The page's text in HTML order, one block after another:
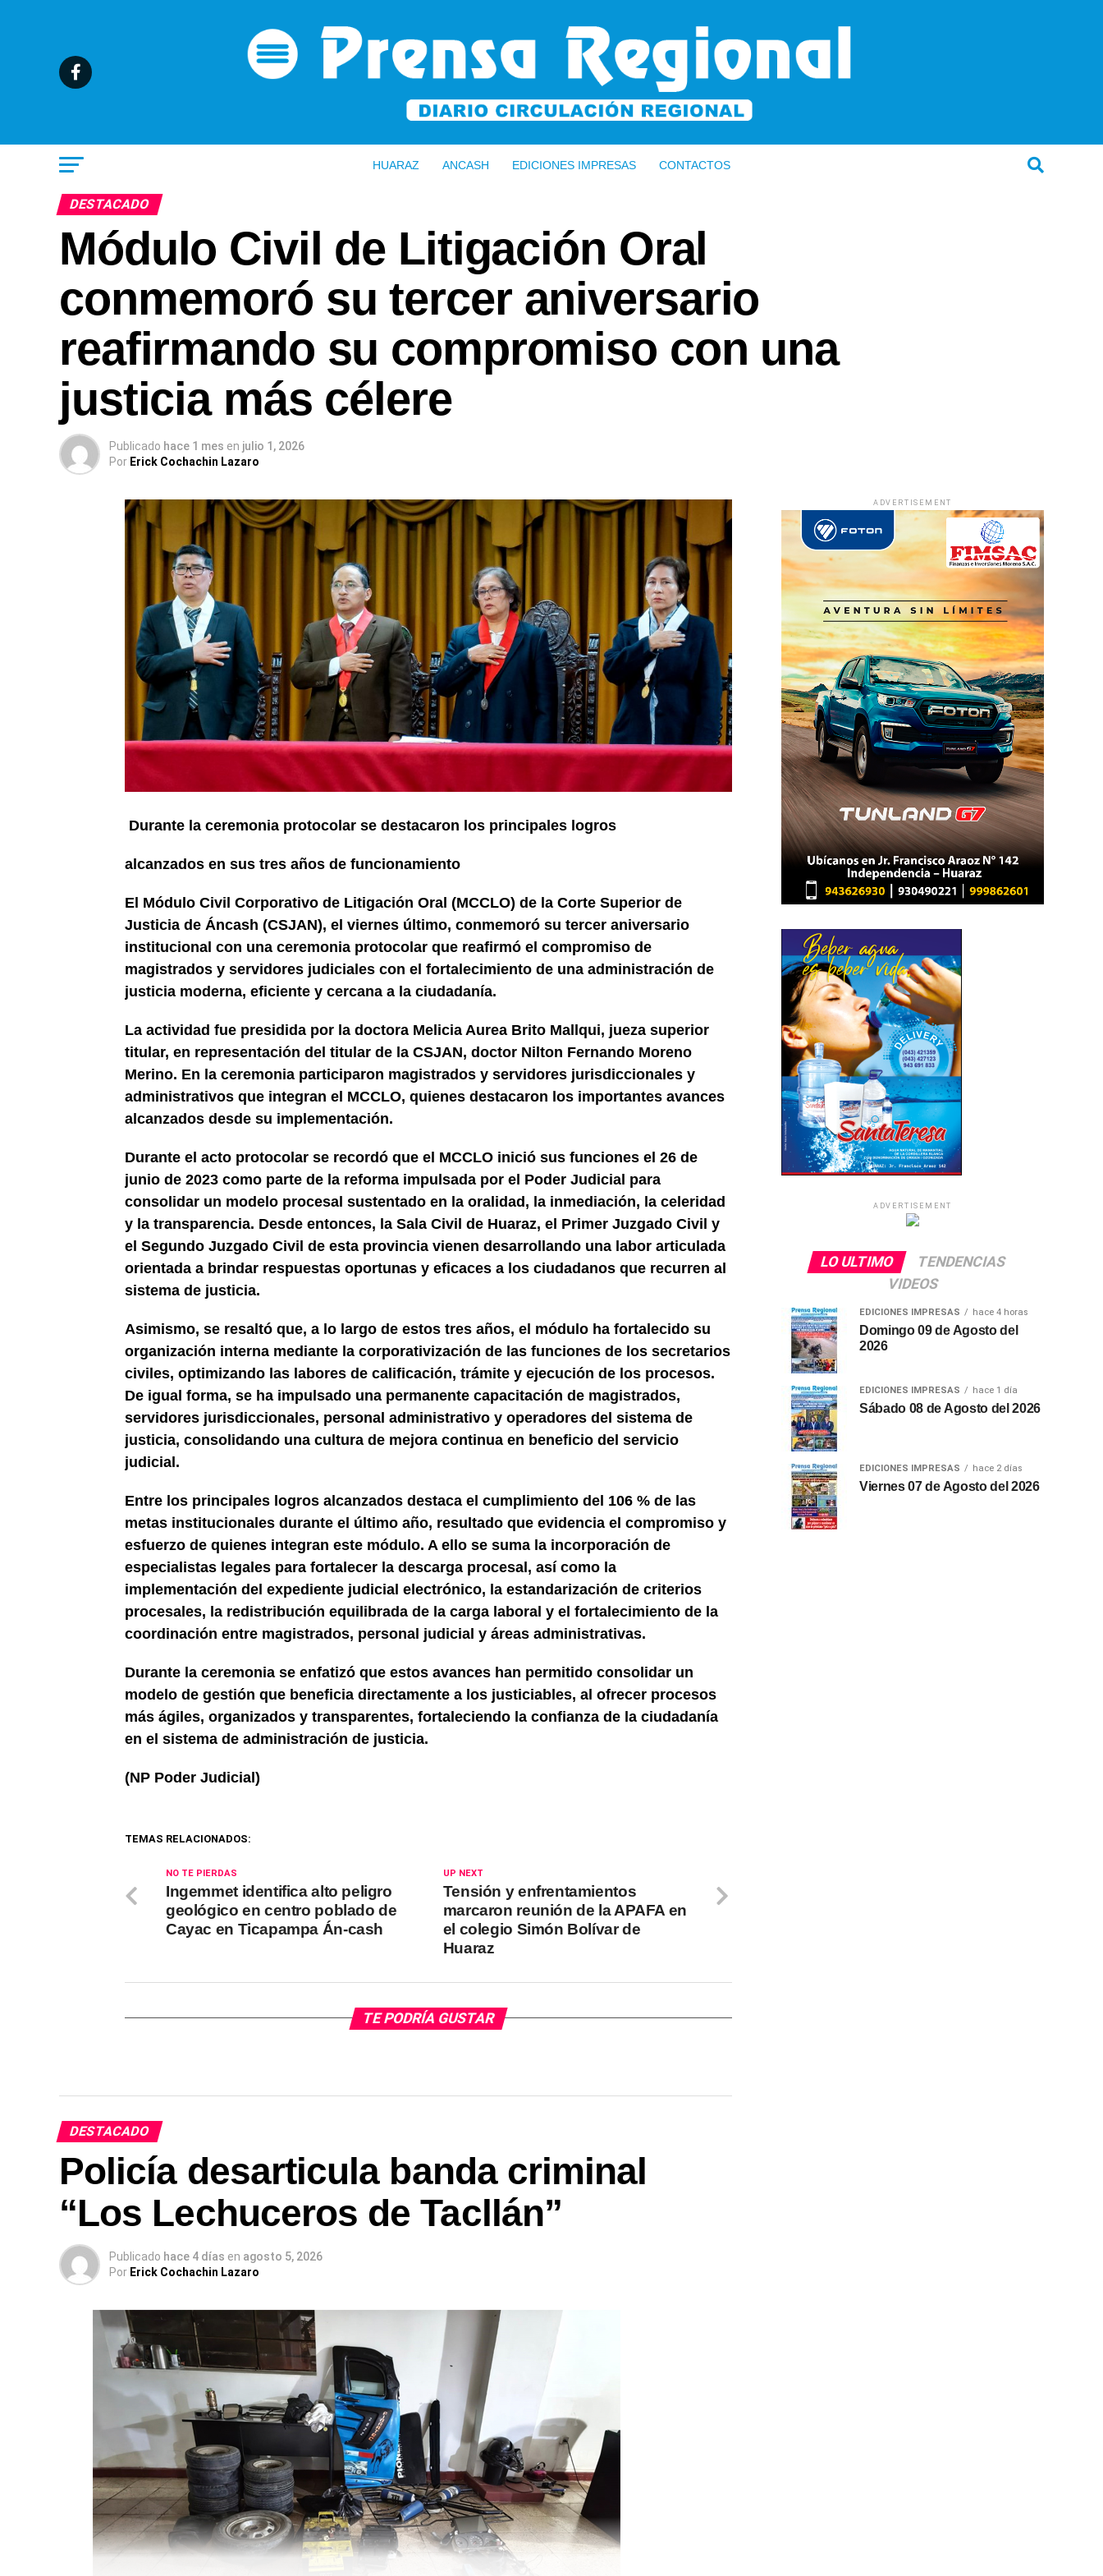
HUARAZ ANCASH EDICIONES IMPRESAS CONTACTOS
DESTACADO
Módulo Civil de Litigación Oral
conmemoró su tercer aniversario
reafirmando su compromiso con una
justicia más célere
Publicado hace 1 mes en julio 1, 2026
Por Erick Cochachin Lazaro
Durante la ceremonia protocolar se destacaron los principales logros
alcanzados en sus tres años de funcionamiento
El Módulo Civil Corporativo de Litigación Oral (MCCLO) de la Corte Superior de
Justicia de Áncash (CSJAN), el viernes último, conmemoró su tercer aniversario
institucional con una ceremonia protocolar que reafirmó el compromiso de
magistrados y servidores judiciales con el fortalecimiento de una administración de
justicia moderna, eficiente y cercana a la ciudadanía.
La actividad fue presidida por la doctora Melicia Aurea Brito Mallqui, jueza superior
titular, en representación del titular de la CSJAN, doctor Nilton Fernando Moreno
Merino. En la ceremonia participaron magistrados y servidores jurisdiccionales y
administrativos que integran el MCCLO, quienes destacaron los importantes avances
alcanzados desde su implementación.
Durante el acto protocolar se recordó que el MCCLO inició sus funciones el 26 de
junio de 2023 como parte de la reforma impulsada por el Poder Judicial para
consolidar un modelo procesal sustentado en la oralidad, la inmediación, la celeridad
y la transparencia. Desde entonces, la Sala Civil de Huaraz, el Primer Juzgado Civil y
el Segundo Juzgado Civil de esta provincia vienen desarrollando una labor articulada
orientada a brindar respuestas oportunas y eficaces a los ciudadanos que recurren al
sistema de justicia.
Asimismo, se resaltó que, a lo largo de estos tres años, el módulo ha fortalecido su
organización interna mediante la corporativización de las funciones de los secretarios
civiles, optimizando las labores de calificación, trámite y ejecución de los procesos.
De igual forma, se ha impulsado una permanente capacitación de magistrados,
servidores jurisdiccionales, personal administrativo y operadores del sistema de
justicia, consolidando una cultura de mejora continua en beneficio del servicio
judicial.
Entre los principales logros alcanzados destaca el cumplimiento del 106 % de las
metas institucionales durante el último año, resultado que evidencia el compromiso y
esfuerzo de quienes integran este módulo. A ello se suma la incorporación de
especialistas legales para fortalecer la descarga procesal, así como la
implementación del expediente judicial electrónico, la estandarización de criterios
procesales, la redistribución equilibrada de la carga laboral y el fortalecimiento de la
coordinación entre magistrados, personal judicial y áreas administrativas.
Durante la ceremonia se enfatizó que estos avances han permitido consolidar un
modelo de gestión que beneficia directamente a los justiciables, al ofrecer procesos
más ágiles, organizados y transparentes, fortaleciendo la confianza de la ciudadanía
en el sistema de administración de justicia.
(NP Poder Judicial)
TEMAS RELACIONADOS:
UP NEXT
Tensión y enfrentamientos
marcaron reunión de la APAFA en
el colegio Simón Bolívar de
Huaraz
NO TE PIERDAS
Ingemmet identifica alto peligro
geológico en centro poblado de
Cayac en Ticapampa Án-cash
TE PODRÍA GUSTAR
DESTACADO
Policía desarticula banda criminal
“Los Lechuceros de Tacllán”
Publicado hace 4 días en agosto 5, 2026
Por Erick Cochachin Lazaro
ADVERTISEMENT
ADVERTISEMENT
LO ULTIMO
TENDENCIAS
VIDEOS
EDICIONES IMPRESAS hace 4 horas
Domingo 09 de Agosto del
2026
EDICIONES IMPRESAS hace 1 día
Sábado 08 de Agosto del 2026
EDICIONES IMPRESAS hace 2 días
Viernes 07 de Agosto del 2026